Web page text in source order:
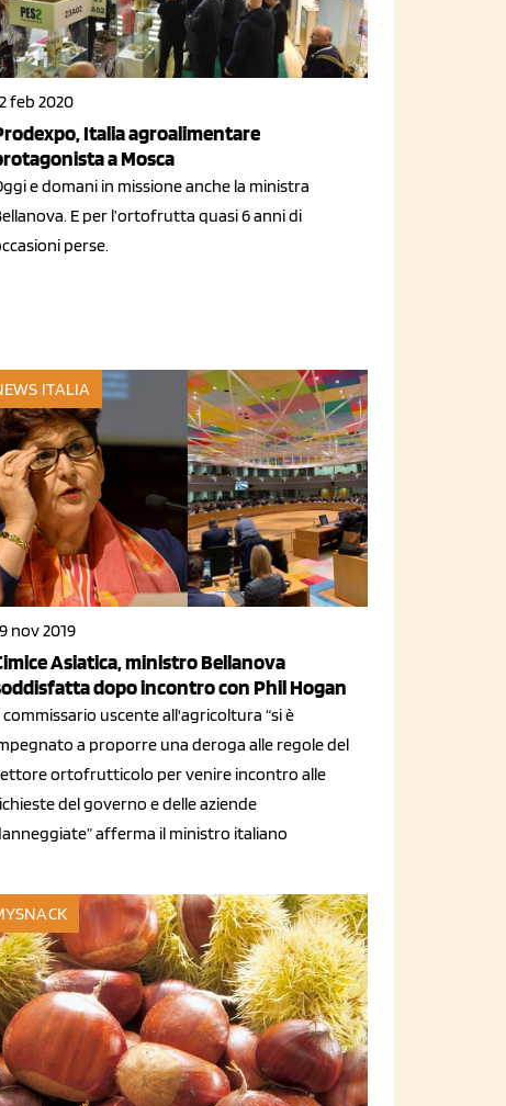
feb 2020
Italia agroalimentare
a Mosca
e domani in missione anche la ministra
E per l’ortofrutta quasi 6 anni di
perse.
ITALIA
nov 2019
Asiatica, ministro Bellanova
dopo incontro con Phil Hogan
commissario uscente all'agricoltura “si è
a proporre una deroga alle regole del
ortofrutticolo per venire incontro alle
del governo e delle aziende
afferma il ministro italiano